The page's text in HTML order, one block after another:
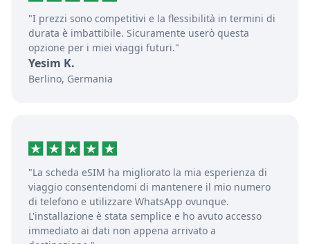
"I prezzi sono competitivi e la flessibilità in termini di
durata è imbattibile. Sicuramente userò questa
opzione per i miei viaggi futuri."
Yesim K.
Berlino, Germania
"La scheda eSIM ha migliorato la mia esperienza di
viaggio consentendomi di mantenere il mio numero
di telefono e utilizzare WhatsApp ovunque.
L'installazione è stata semplice e ho avuto accesso
immediato ai dati non appena arrivato a